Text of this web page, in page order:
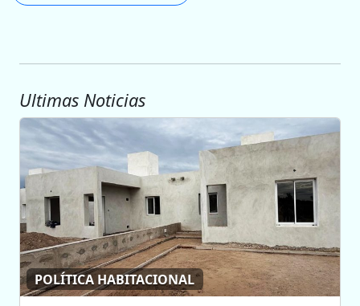
Ultimas Noticias
POLÍTICA HABITACIONAL